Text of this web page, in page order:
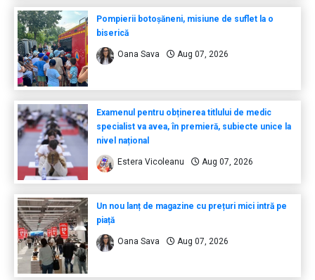
Pompierii botoșăneni, misiune de suflet la o
biserică
Oana Sava Aug 07, 2026
Examenul pentru obținerea titlului de medic
specialist va avea, în premieră, subiecte unice la
nivel național
Estera Vicoleanu Aug 07, 2026
Un nou lanț de magazine cu prețuri mici intră pe
piață
Oana Sava Aug 07, 2026